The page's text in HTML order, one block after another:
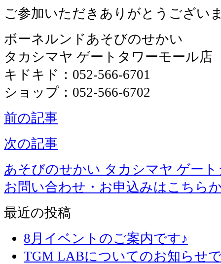
ご参加いただきありがとうござい
ボーネルンドあそびのせかい
タカシマヤ ゲートタワーモール店
キドキド：052-566-6701
ショップ：052-566-6702
前の記事
次の記事
あそびのせかい タカシマヤ ゲー
お問い合わせ・お申込みはこちら
最近の投稿
8月イベントのご案内です♪
TGM LABについてのお知らせ